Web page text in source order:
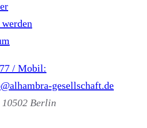
/ Mobil:
gesellschaft.de
10502 Berlin